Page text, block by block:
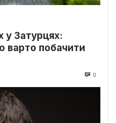
у Затурцях:
варто побачити
0